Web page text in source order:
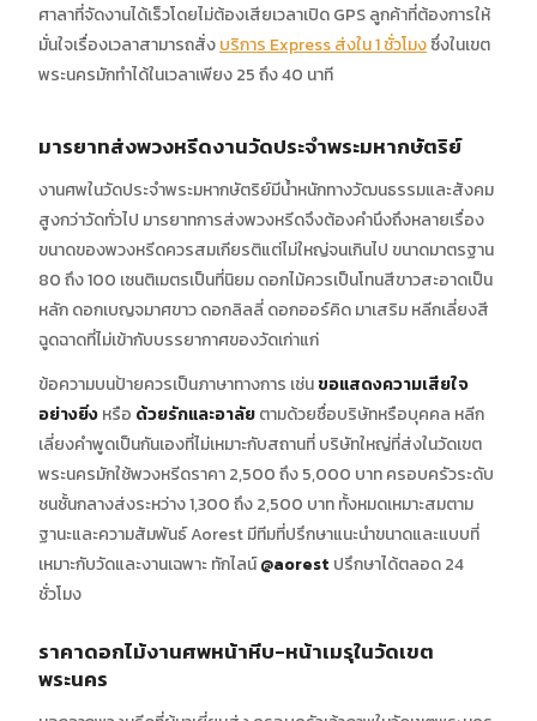
ศาลาที่จัดงานได้เร็วโดยไม่ต้องเสียเวลาเปิด GPS ลูกค้าที่ต้องการให้
มั่นใจเรื่องเวลาสามารถสั่งบริการ Express ส่งใน 1 ชั่วโมงซึ่งในเขต
พระนครมักทำได้ในเวลาเพียง 25 ถึง 40 นาที
มารยาทส่งพวงหรีดงานวัดประจำพระมหากษัตริย์
งานศพในวัดประจำพระมหากษัตริย์มีน้ำหนักทางวัฒนธรรมและสังคม
สูงกว่าวัดทั่วไป มารยาทการส่งพวงหรีดจึงต้องคำนึงถึงหลายเรื่อง
ขนาดของพวงหรีดควรสมเกียรติแต่ไม่ใหญ่จนเกินไป ขนาดมาตรฐาน
80 ถึง 100 เซนติเมตรเป็นที่นิยม ดอกไม้ควรเป็นโทนสีขาวสะอาดเป็น
หลัก ดอกเบญจมาศขาว ดอกลิลลี่ ดอกออร์คิด มาเสริม หลีกเลี่ยงสี
ฉูดฉาดที่ไม่เข้ากับบรรยากาศของวัดเก่าแก่
ข้อความบนป้ายควรเป็นภาษาทางการ เช่นขอแสดงความเสียใจ
อย่างยิ่งหรือ ด้วยรักและอาลัยตามด้วยชื่อบริษัทหรือบุคคล หลีก
เลี่ยงคำพูดเป็นกันเองที่ไม่เหมาะกับสถานที่ บริษัทใหญ่ที่ส่งในวัดเขต
พระนครมักใช้พวงหรีดราคา 2,500 ถึง 5,000 บาท ครอบครัวระดับ
ชนชั้นกลางส่งระหว่าง 1,300 ถึง 2,500 บาท ทั้งหมดเหมาะสมตาม
ฐานะและความสัมพันธ์ Aorest มีทีมที่ปรึกษาแนะนำขนาดและแบบที่
เหมาะกับวัดและงานเฉพาะ ทักไลน์@aorest ปรึกษาได้ตลอด 24
ชั่วโมง
ราคาดอกไม้งานศพหน้าหีบ-หน้าเมรุในวัดเขต
พระนคร